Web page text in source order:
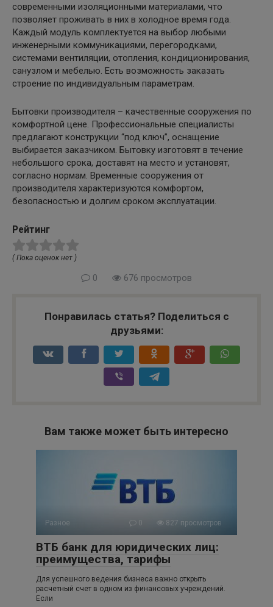
современными изоляционными материалами, что
позволяет проживать в них в холодное время года.
Каждый модуль комплектуется на выбор любыми
инженерными коммуникациями, перегородками,
системами вентиляции, отопления, кондиционирования,
санузлом и мебелью. Есть возможность заказать
строение по индивидуальным параметрам.
Бытовки производителя – качественные сооружения по
комфортной цене. Профессиональные специалисты
предлагают конструкции “под ключ”, оснащение
выбирается заказчиком. Бытовку изготовят в течение
небольшого срока, доставят на место и установят,
согласно нормам. Временные сооружения от
производителя характеризуются комфортом,
безопасностью и долгим сроком эксплуатации.
Рейтинг
( Пока оценок нет )
0 676 просмотров
Понравилась статья? Поделиться с
друзьями:
Вам также может быть интересно
Разное 0 827 просмотров
ВТБ банк для юридических лиц:
преимущества, тарифы
Для успешного ведения бизнеса важно открыть
расчетный счет в одном из финансовых учреждений.
Если